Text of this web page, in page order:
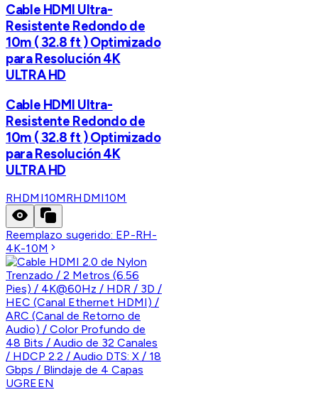
Cable HDMI Ultra-
Resistente Redondo de
10m ( 32.8 ft ) Optimizado
para Resolución 4K
ULTRA HD
Cable HDMI Ultra-
Resistente Redondo de
10m ( 32.8 ft ) Optimizado
para Resolución 4K
ULTRA HD
RHDMI10MRHDMI10M
Reemplazo sugerido: EP-RH-
4K-10M
UGREEN